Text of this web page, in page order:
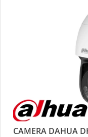
CAMERA DAHUA